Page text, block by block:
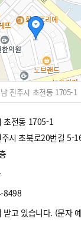
진주시 초전동 1705-1
초전동 1705-1
시 초북로20번길 5-
8498
받고 있습니다. (문자